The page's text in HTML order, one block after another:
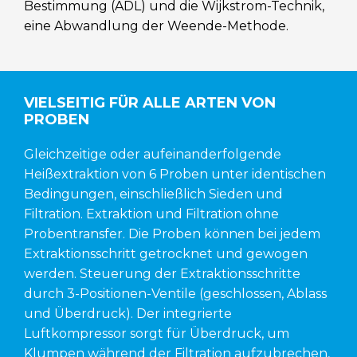
Bestimmung (ADL) und die Wijkstrom-Technik,
eine Abwandlung der Weende-Methode.
VIELSEITIG FÜR ALLE ARTEN VON
PROBEN
Gleichzeitige oder aufeinanderfolgende
Heißextraktion von 6 Proben unter identischen
Bedingungen, einschließlich Sieden und
Filtration. Extraktion und Filtration ohne
Probentransfer. Die Proben können bei jedem
Extraktionsschritt getrocknet und gewogen
werden. Steuerung der Extraktionsschritte
durch 3-Positionen-Ventile (geschlossen, Ablass
und Überdruck). Der integrierte
Luftkompressor sorgt für Überdruck, um
Klumpen während der Filtration aufzubrechen,